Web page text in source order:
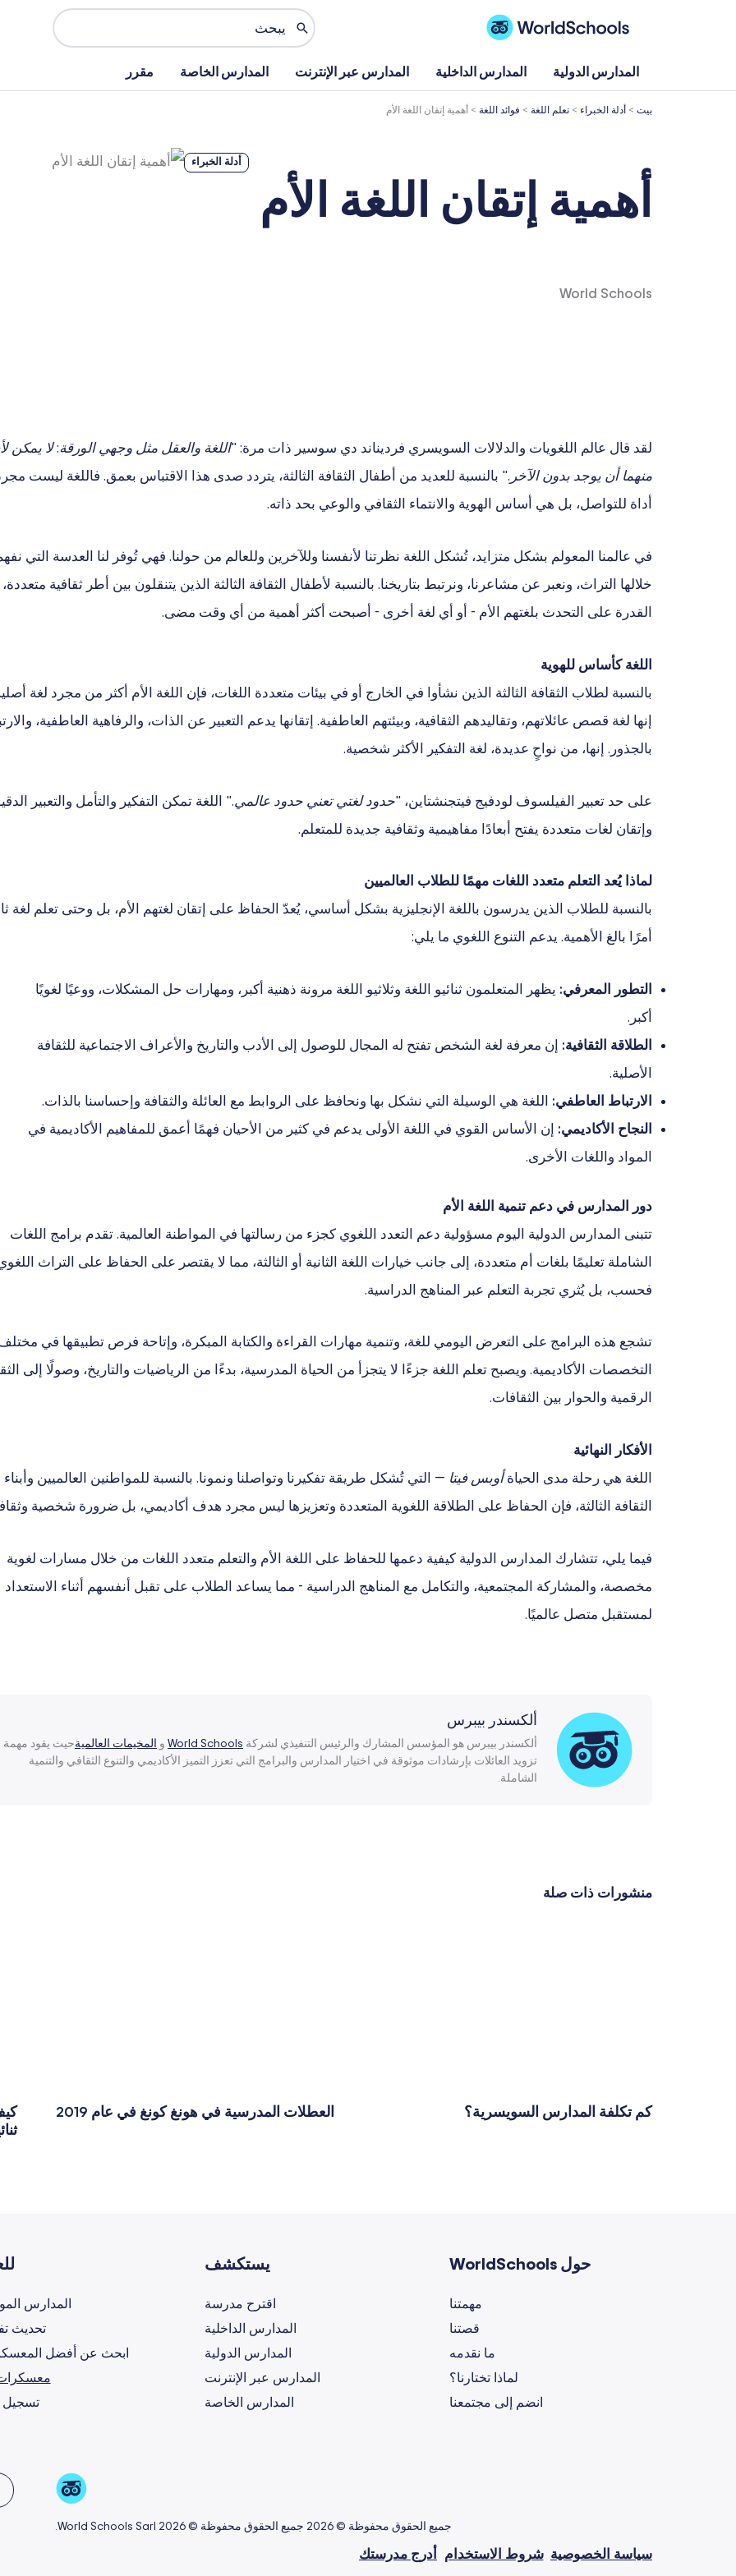
البحث
عن:
المدارس الدولية المدارس الداخلية المدارس عبر الإنترنت المدارس الخاصة مقرر
بيت > أدلة الخبراء > تعلم اللغة > فوائد اللغة > أهمية إتقان اللغة الأم
أدلة الخبراء
أهمية إتقان اللغة الأم
World Schools
لقد قال عالم اللغويات والدلالات السويسري فرديناند دي سوسير ذات مرة: "اللغة والعقل مثل وجهي الورقة: لا يمكن
منهما أن يوجد بدون الآخر." بالنسبة للعديد من أطفال الثقافة الثالثة، يتردد صدى هذا الاقتباس بعمق. فاللغة ليست
أداة للتواصل، بل هي أساس الهوية والانتماء الثقافي والوعي بحد ذاته.
في عالمنا المعولم بشكل متزايد، تُشكل اللغة نظرتنا لأنفسنا وللآخرين وللعالم من حولنا. فهي تُوفر لنا العدسة التي
خلالها التراث، ونعبر عن مشاعرنا، ونرتبط بتاريخنا. بالنسبة لأطفال الثقافة الثالثة الذين يتنقلون بين أطر ثقافية
القدرة على التحدث بلغتهم الأم - أو أي لغة أخرى - أصبحت أكثر أهمية من أي وقت مضى.
اللغة كأساس للهوية
بالنسبة لطلاب الثقافة الثالثة الذين نشأوا في الخارج أو في بيئات متعددة اللغات، فإن اللغة الأم أكثر من مجرد لغة
إنها لغة قصص عائلاتهم، وتقاليدهم الثقافية، وبيئتهم العاطفية. إتقانها يدعم التعبير عن الذات، والرفاهية العاطفية،
بالجذور. إنها، من نواحٍ عديدة، لغة التفكير الأكثر شخصية.
على حد تعبير الفيلسوف لودفيج فيتجنشتاين، "حدود لغتي تعني حدود عالمي." اللغة تمكن التفكير والتأمل والتعبير
وإتقان لغات متعددة يفتح أبعادًا مفاهيمية وثقافية جديدة للمتعلم.
لماذا يُعد التعلم متعدد اللغات مهمًا للطلاب العالميين
بالنسبة للطلاب الذين يدرسون باللغة الإنجليزية بشكل أساسي، يُعدّ الحفاظ على إتقان لغتهم الأم، بل وحتى تعلم لغة
أمرًا بالغ الأهمية. يدعم التنوع اللغوي ما يلي:
التطور المعرفي: يظهر المتعلمون ثنائيو اللغة وثلاثيو اللغة مرونة ذهنية أكبر، ومهارات حل المشكلات، ووعيًا لغويًا
أكبر.
الطلاقة الثقافية: إن معرفة لغة الشخص تفتح له المجال للوصول إلى الأدب والتاريخ والأعراف الاجتماعية للثقافة
الأصلية.
الارتباط العاطفي: اللغة هي الوسيلة التي نشكل بها ونحافظ على الروابط مع العائلة والثقافة وإحساسنا بالذات.
النجاح الأكاديمي: إن الأساس القوي في اللغة الأولى يدعم في كثير من الأحيان فهمًا أعمق للمفاهيم الأكاديمية في
المواد واللغات الأخرى.
دور المدارس في دعم تنمية اللغة الأم
تتبنى المدارس الدولية اليوم مسؤولية دعم التعدد اللغوي كجزء من رسالتها في المواطنة العالمية. تقدم برامج اللغات
الشاملة تعليمًا بلغات أم متعددة، إلى جانب خيارات اللغة الثانية أو الثالثة، مما لا يقتصر على الحفاظ على التراث
فحسب، بل يُثري تجربة التعلم عبر المناهج الدراسية.
تشجع هذه البرامج على التعرض اليومي للغة، وتنمية مهارات القراءة والكتابة المبكرة، وإتاحة فرص تطبيقها في
التخصصات الأكاديمية. ويصبح تعلم اللغة جزءًا لا يتجزأ من الحياة المدرسية، بدءًا من الرياضيات والتاريخ، وصولًا إلى
الرقمية والحوار بين الثقافات.
الأفكار النهائية
اللغة هي رحلة مدى الحياةأوبس فيتا — التي تُشكل طريقة تفكيرنا وتواصلنا ونمونا. بالنسبة للمواطنين العالميين وأبناء
الثقافة الثالثة، فإن الحفاظ على الطلاقة اللغوية المتعددة وتعزيزها ليس مجرد هدف أكاديمي، بل ضرورة شخصية
فيما يلي، تتشارك المدارس الدولية كيفية دعمها للحفاظ على اللغة الأم والتعلم متعدد اللغات من خلال مسارات لغوية
مخصصة، والمشاركة المجتمعية، والتكامل مع المناهج الدراسية - مما يساعد الطلاب على تقبل أنفسهم أثناء الاستعداد
لمستقبل متصل عالميًا.
ألكسندر بيبرس
ألكسندر بيبرس هو المؤسس المشارك والرئيس التنفيذي لشركة World Schools و المخيمات العالميةحيث يقود مهمة
تزويد العائلات بإرشادات موثوقة في اختيار المدارس والبرامج التي تعزز التميز الأكاديمي والتنوع الثقافي والتنمية
الشاملة.
منشورات ذات صلة
كم تكلفة المدارس السويسرية؟ العطلات المدرسية في هونغ كونغ في عام 2019
حول WorldSchools
مهمتنا
قصتنا
ما نقدمه
لماذا تختارنا؟
انضم إلى مجتمعنا
يستكشف
اقترح مدرسة
المدارس الداخلية
المدارس الدولية
المدارس عبر الإنترنت
المدارس الخاصة
المدارس
تحديث
ابحث عن أفضل
معسكرات
تسجيل
جميع الحقوق محفوظة © 2026 جميع الحقوق محفوظة © 2026 World Schools Sarl.
سياسة الخصوصية شروط الاستخدام أدرج مدرستك